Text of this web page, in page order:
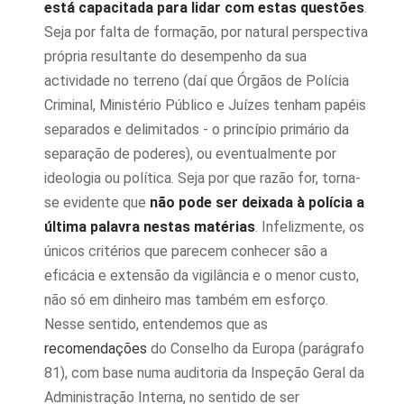
está capacitada para lidar com estas questões
Seja por falta de formação, por natural perspectiva
própria resultante do desempenho da sua
actividade no terreno (daí que Órgãos de Polícia
Criminal, Ministério Público e Juízes tenham papéis
separados e delimitados - o princípio primário da
separação de poderes), ou eventualmente por
ideologia ou política. Seja por que razão for, torna-
se evidente que não pode ser deixada à polícia a
última palavra nestas matérias . Infelizmente, os
únicos critérios que parecem conhecer são a
eficácia e extensão da vigilância e o menor custo,
não só em dinheiro mas também em esforço.
Nesse sentido, entendemos que as
recomendações do Conselho da Europa (parágrafo
81), com base numa auditoria da Inspeção Geral da
Administração Interna, no sentido de ser